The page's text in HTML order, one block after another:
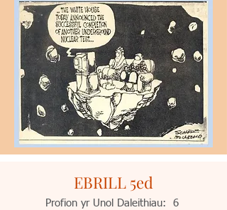
EBRILL 5ed
Profion yr Unol Daleithiau: 6